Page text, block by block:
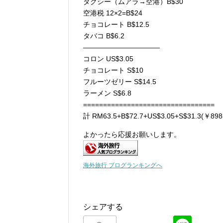
タクシー（ムアラ→空港）B$30
空港税 12×2=B$24
チョコレート B$12.5
タバコ B$6.2
———————————
コロン US$3.05
チョコレート S$10
フルーツゼリー S$14.5
ラーメン S$6.8
=================================
計 RM63.5+B$72.7+US$3.05+S$31.3(￥
よかったら応援お願いします。
海外旅行 ブログランキングへ
シェアする